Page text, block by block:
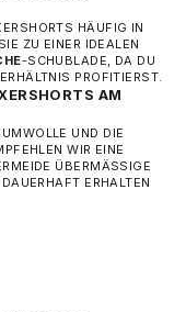
HÄUFIG IN
ZU EINER IDEALEN
-SCHUBLADE, DA DU
PROFITIERST.
AM
UND DIE
WIR EINE
ÜBERMÄSSIGE H
ERHALTEN B